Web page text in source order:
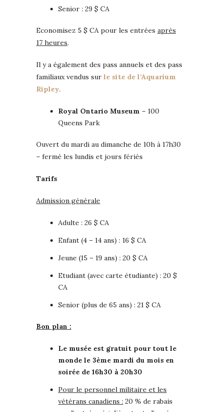
Senior : 29 $ CA
Economisez 5 $ CA pour les entrées après
17 heures.
Il y a également des pass annuels et des pass
familiaux vendus sur le site de l’Aquarium
Ripley.
Royal Ontario Museum – 100
Queens Park
Ouvert du mardi au dimanche de 10h à 17h30
– fermé les lundis et jours fériés
Tarifs
Admission générale
Adulte : 26 $ CA
Enfant (4 – 14 ans) : 16 $ CA
Jeune (15 – 19 ans) : 20 $ CA
Etudiant (avec carte étudiante) : 20 $
CA
Senior (plus de 65 ans) : 21 $ CA
Bon plan :
Le musée est gratuit pour tout le
monde le 3ème mardi du mois en
soirée de 16h30 à 20h30
Pour le personnel militaire et les
vétérans canadiens : 20 % de rabais